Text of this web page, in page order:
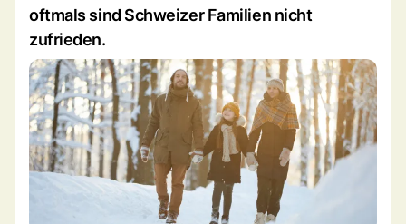
oftmals sind Schweizer Familien nicht
zufrieden.